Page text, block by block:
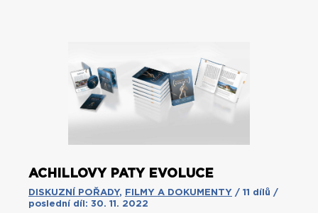
ACHILLOVY PATY EVOLUCE
DISKUZNÍ POŘADY, FILMY A DOKUMENTY / 11 dílů /
poslední díl: 30. 11. 2022